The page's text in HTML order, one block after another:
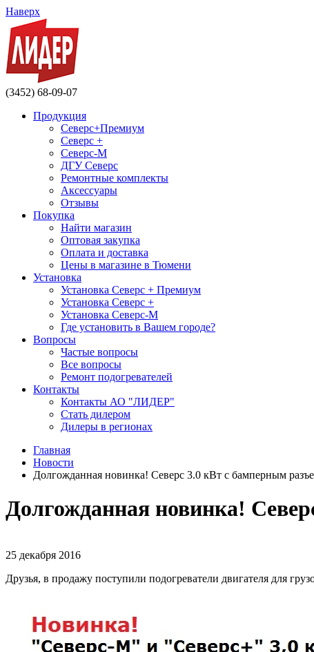
Наверх
(3452) 68-09-07
Продукция
Северс+Премиум
Северс +
Северс-М
ДГУ Северс
Ремонтные комплекты
Аксессуары
Отзывы
Покупка
Найти магазин
Оптовая закупка
Оплата и доставка
Цены в магазине в Тюмени
Установка
Установка Северс + Премиум
Установка Северс +
Установка Северс-М
Где установить в Вашем городе?
Вопросы
Частые вопросы
Все вопросы
Ремонт подогревателей
Контакты
Контакты АО "ЛИДЕР"
Стать дилером
Дилеры в регионах
Главная
Новости
Долгожданная новинка! Северс 3.0 кВт с бамперным
Долгожданная новинка!
25 декабря 2016
Друзья, в продажу поступили подогреватели двигателя для